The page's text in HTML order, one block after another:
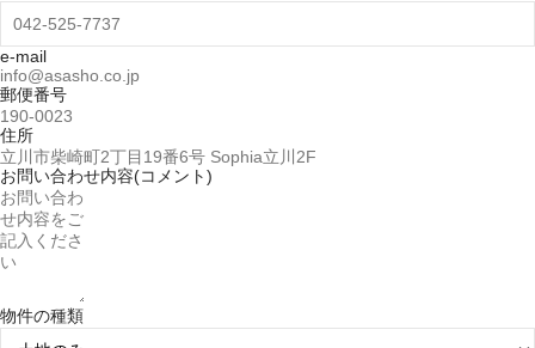
e-mail
郵便番号
住所
お問い合わせ内容(コメント)
物件の種類